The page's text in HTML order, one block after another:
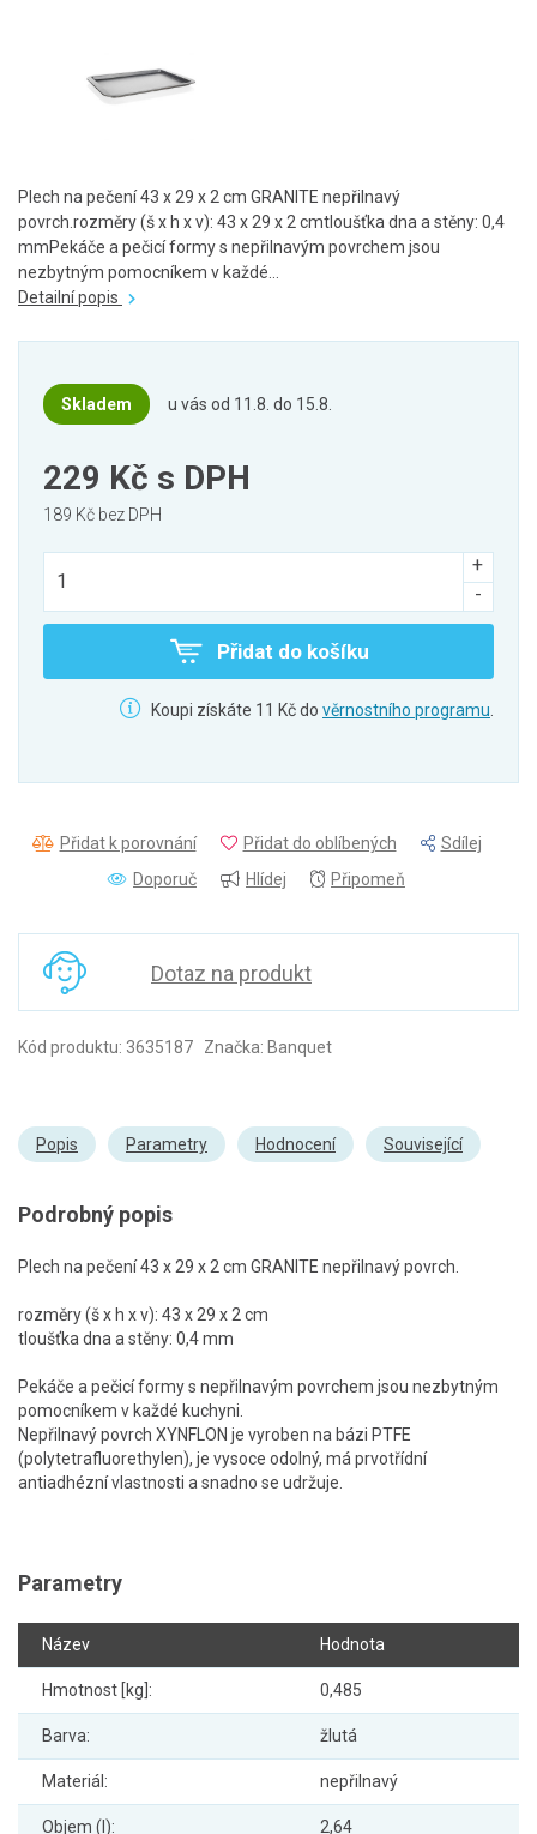
Plech na pečení 43 x 29 x 2 cm GRANITE nepřilnavý
povrch.rozměry (š x h x v): 43 x 29 x 2 cmtloušťka dna a stěny: 0,4
mmPekáče a pečicí formy s nepřilnavým povrchem jsou
nezbytným pomocníkem v každé...
Detailní popis
Skladem u vás od 11.8. do 15.8.
229 Kč s DPH
189 Kč bez DPH
Přidat do košíku
Koupi získáte 11 Kč do věrnostního programu.
Přidat k porovnání Přidat do oblíbených
Sdílej
Doporuč
Hlídej Připomeň
Dotaz na produkt
Kód produktu: 3635187 Značka: Banquet
Popis Parametry Hodnocení Související
Podrobný popis
Plech na pečení 43 x 29 x 2 cm GRANITE nepřilnavý povrch.
rozměry (š x h x v): 43 x 29 x 2 cm
tloušťka dna a stěny: 0,4 mm
Pekáče a pečicí formy s nepřilnavým povrchem jsou nezbytným
pomocníkem v každé kuchyni.
Nepřilnavý povrch XYNFLON je vyroben na bázi PTFE
(polytetrafluorethylen), je vysoce odolný, má prvotřídní
antiadhézní vlastnosti a snadno se udržuje.
Parametry
Název Hodnota
Hmotnost [kg]: 0,485
Barva: žlutá
Materiál: nepřilnavý
Objem (l): 2,64